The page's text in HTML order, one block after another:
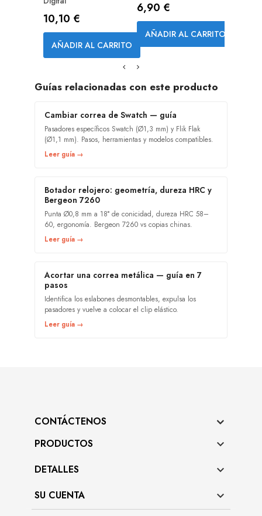
Precio
10,10 €
AÑADIR AL CARRITO
Precio
6,90 €
AÑADIR AL CARRITO
Guías relacionadas con este producto
Cambiar correa de Swatch — guía
Pasadores específicos Swatch (Ø1,3 mm) y Flik Flak
(Ø1,1 mm). Pasos, herramientas y modelos compatibles.
Leer guía →
Botador relojero: geometría, dureza HRC y
Bergeon 7260
Punta Ø0,8 mm a 18° de conicidad, dureza HRC 58–
60, ergonomía. Bergeon 7260 vs copias chinas.
Leer guía →
Acortar una correa metálica — guía en 7
pasos
Identifica los eslabones desmontables, expulsa los
pasadores y vuelve a colocar el clip elástico.
Leer guía →
CONTÁCTENOS
PRODUCTOS

DETALLES 
SU CUENTA 